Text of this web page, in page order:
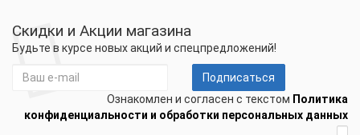
Скидки и Акции магазина
Будьте в курсе новых акций и спецпредложений!
Подписаться
Ознакомлен и согласен с текстом Политика
конфиденциальности и обработки персональных данных